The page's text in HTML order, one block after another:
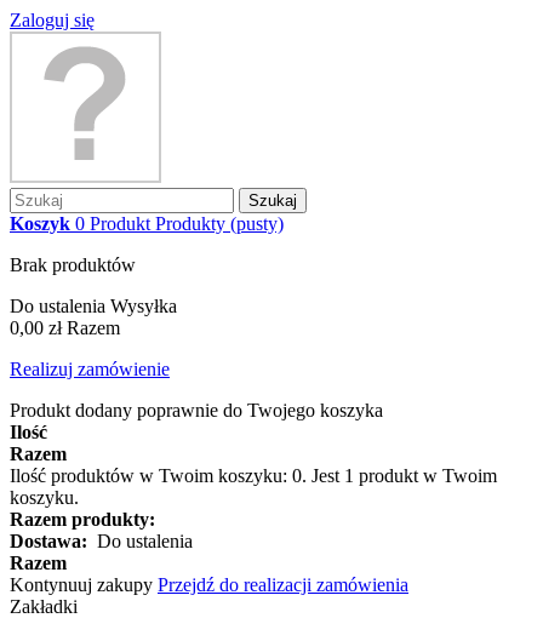
Zaloguj się
Szukaj
Koszyk 0 Produkt Produkty (pusty)
Brak produktów
Do ustalenia Wysyłka
0,00 zł Razem
Realizuj zamówienie
Produkt dodany poprawnie do Twojego koszyka
Ilość
Razem
Ilość produktów w Twoim koszyku: 0. Jest 1 produkt w Twoim
koszyku.
Razem produkty:
Dostawa: Do ustalenia
Razem
Kontynuuj zakupy Przejdź do realizacji zamówienia
Zakładki